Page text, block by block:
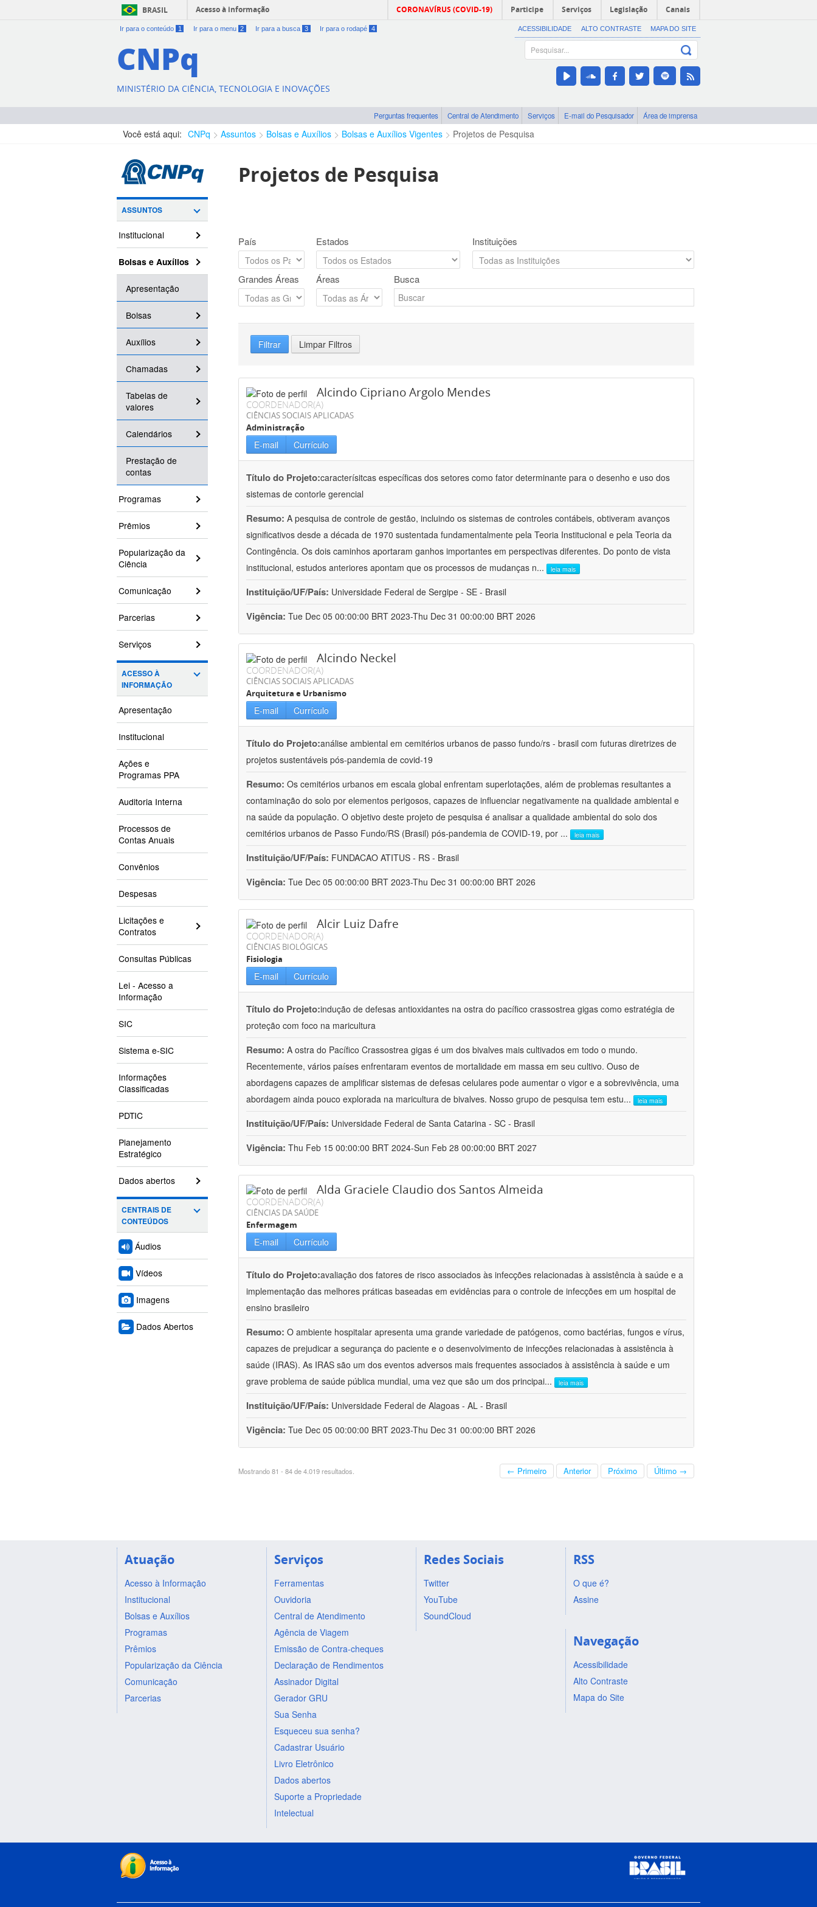
BRASIL Acesso à informação CORONAVÍRUS (COVID-19) Participe Serviços Legislação Canais
Ir para o conteúdo 1 Ir para o menu 2 Ir para a busca 3 Ir para o rodapé 4 ACESSIBILIDADE ALTO CONTRASTE MAPA DO SITE
CNPq
MINISTÉRIO DA CIÊNCIA, TECNOLOGIA E INOVAÇÕES
Perguntas frequentes Central de Atendimento Serviços E-mail do Pesquisador Área de imprensa
Você está aqui: CNPq Assuntos Bolsas e Auxílios Bolsas e Auxílios Vigentes Projetos de Pesquisa
ASSUNTOS
Institucional
Bolsas e Auxílios
Apresentação
Bolsas
Auxílios
Chamadas
Tabelas de
valores
Calendários
Prestação de
contas
Programas
Prêmios
Popularização da
Ciência
Comunicação
Parcerias
Serviços
ACESSO À
INFORMAÇÃO
Apresentação
Institucional
Ações e
Programas PPA
Auditoria Interna
Processos de
Contas Anuais
Convênios
Despesas
Licitações e
Contratos
Consultas Públicas
Lei - Acesso a
Informação
SIC
Sistema e-SIC
Informações
Classificadas
PDTIC
Planejamento
Estratégico
Dados abertos
CENTRAIS DE
CONTEÚDOS
Áudios
Vídeos
Imagens
Dados Abertos
Projetos de Pesquisa
País Estados Instituições
Grandes Áreas Áreas Busca
Filtrar Limpar Filtros
Alcindo Cipriano Argolo Mendes
COORDENADOR(A)
CIÊNCIAS SOCIAIS APLICADAS
Administração
E-mail Currículo
Título do Projeto:caracterísitcas específicas dos setores como fator determinante para o desenho e uso dos
sistemas de contorle gerencial
Resumo: A pesquisa de controle de gestão, incluindo os sistemas de controles contábeis, obtiveram avanços
significativos desde a década de 1970 sustentada fundamentalmente pela Teoria Institucional e pela Teoria da
Contingência. Os dois caminhos aportaram ganhos importantes em perspectivas diferentes. Do ponto de vista
institucional, estudos anteriores apontam que os processos de mudanças n... leia mais
Instituição/UF/País: Universidade Federal de Sergipe - SE - Brasil
Vigência: Tue Dec 05 00:00:00 BRT 2023-Thu Dec 31 00:00:00 BRT 2026
Alcindo Neckel
COORDENADOR(A)
CIÊNCIAS SOCIAIS APLICADAS
Arquitetura e Urbanismo
E-mail Currículo
Título do Projeto:análise ambiental em cemitérios urbanos de passo fundo/rs - brasil com futuras diretrizes de
projetos sustentáveis pós-pandemia de covid-19
Resumo: Os cemitérios urbanos em escala global enfrentam superlotações, além de problemas resultantes a
contaminação do solo por elementos perigosos, capazes de influenciar negativamente na qualidade ambiental e
na saúde da população. O objetivo deste projeto de pesquisa é analisar a qualidade ambiental do solo dos
cemitérios urbanos de Passo Fundo/RS (Brasil) pós-pandemia de COVID-19, por ... leia mais
Instituição/UF/País: FUNDACAO ATITUS - RS - Brasil
Vigência: Tue Dec 05 00:00:00 BRT 2023-Thu Dec 31 00:00:00 BRT 2026
Alcir Luiz Dafre
COORDENADOR(A)
CIÊNCIAS BIOLÓGICAS
Fisiologia
E-mail Currículo
Título do Projeto:indução de defesas antioxidantes na ostra do pacífico crassostrea gigas como estratégia de
proteção com foco na maricultura
Resumo: A ostra do Pacífico Crassostrea gigas é um dos bivalves mais cultivados em todo o mundo.
Recentemente, vários países enfrentaram eventos de mortalidade em massa em seu cultivo. Ouso de
abordagens capazes de amplificar sistemas de defesas celulares pode aumentar o vigor e a sobrevivência, uma
abordagem ainda pouco explorada na maricultura de bivalves. Nosso grupo de pesquisa tem estu... leia mais
Instituição/UF/País: Universidade Federal de Santa Catarina - SC - Brasil
Vigência: Thu Feb 15 00:00:00 BRT 2024-Sun Feb 28 00:00:00 BRT 2027
Alda Graciele Claudio dos Santos Almeida
COORDENADOR(A)
CIÊNCIAS DA SAÚDE
Enfermagem
E-mail Currículo
Título do Projeto:avaliação dos fatores de risco associados às infecções relacionadas à assistência à saúde e a
implementação das melhores práticas baseadas em evidências para o controle de infecções em um hospital de
ensino brasileiro
Resumo: O ambiente hospitalar apresenta uma grande variedade de patógenos, como bactérias, fungos e vírus,
capazes de prejudicar a segurança do paciente e o desenvolvimento de infecções relacionadas à assistência à
saúde (IRAS). As IRAS são um dos eventos adversos mais frequentes associados à assistência à saúde e um
grave problema de saúde pública mundial, uma vez que são um dos principai... leia mais
Instituição/UF/País: Universidade Federal de Alagoas - AL - Brasil
Vigência: Tue Dec 05 00:00:00 BRT 2023-Thu Dec 31 00:00:00 BRT 2026
Mostrando 81 - 84 de 4.019 resultados. ← Primeiro Anterior Próximo Último →
Atuação
Acesso à Informação
Institucional
Bolsas e Auxílios
Programas
Prêmios
Popularização da Ciência
Comunicação
Parcerias
Serviços
Ferramentas
Ouvidoria
Central de Atendimento
Agência de Viagem
Emissão de Contra-cheques
Declaração de Rendimentos
Assinador Digital
Gerador GRU
Sua Senha
Esqueceu sua senha?
Cadastrar Usuário
Livro Eletrônico
Dados abertos
Suporte a Propriedade
Intelectual
Redes Sociais
Twitter
YouTube
SoundCloud
RSS
O que é?
Assine
Navegação
Acessibilidade
Alto Contraste
Mapa do Site